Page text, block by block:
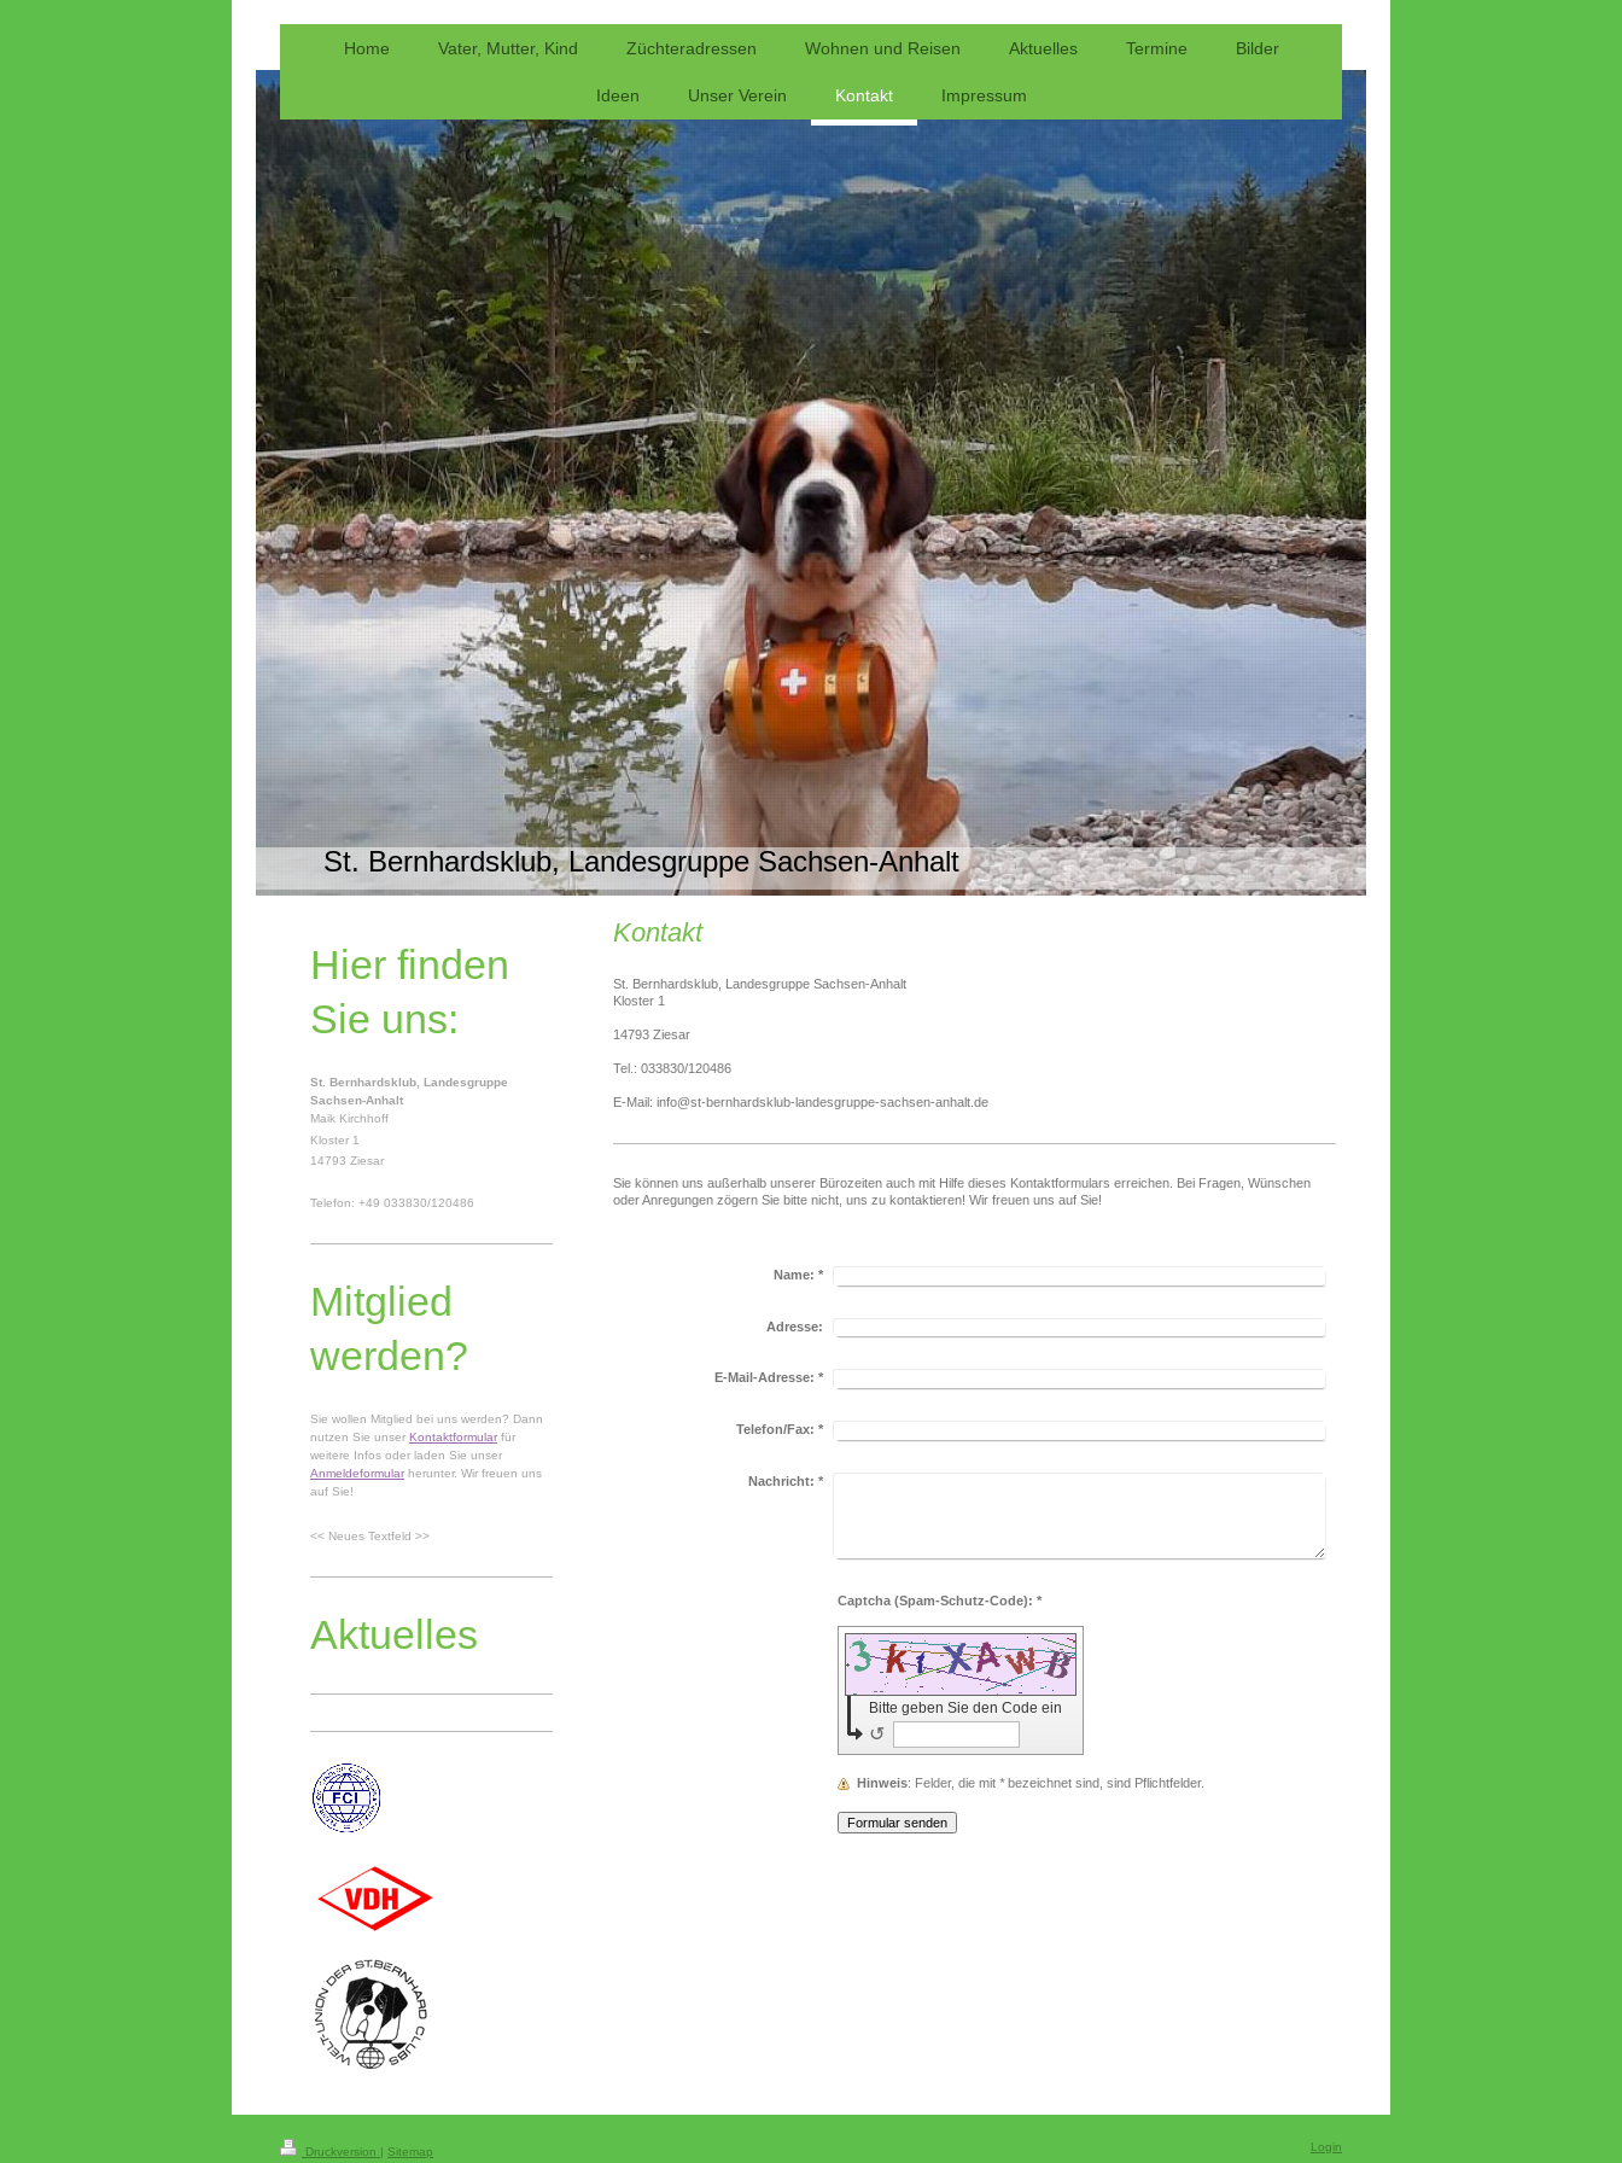
Home Vater, Mutter, Kind Züchteradressen Wohnen und Reisen Aktuelles Termine Bilder
Ideen Unser Verein Kontakt Impressum
St. Bernhardsklub, Landesgruppe Sachsen-Anhalt
Kontakt
St. Bernhardsklub, Landesgruppe Sachsen-Anhalt
Kloster 1
14793 Ziesar
Tel.: 033830/120486
E-Mail: info@st-bernhardsklub-landesgruppe-sachsen-anhalt.de
Sie können uns außerhalb unserer Bürozeiten auch mit Hilfe dieses Kontaktformulars erreichen. Bei Fragen, Wünschen
oder Anregungen zögern Sie bitte nicht, uns zu kontaktieren! Wir freuen uns auf Sie!
Name: *
Adresse:
E-Mail-Adresse: *
Telefon/Fax: *
Nachricht: *
Captcha (Spam-Schutz-Code): *
Bitte geben Sie den Code ein
↺
Hinweis : Felder, die mit *bezeichnet sind, sind Pflichtfelder.
Hier finden
Sie uns:
St. Bernhardsklub, Landesgruppe
Sachsen-Anhalt
Maik Kirchhoff
Kloster 1
14793 Ziesar
Telefon: +49 033830/120486
Mitglied
werden?
Sie wollen Mitglied bei uns werden? Dann
nutzen Sie unser Kontaktformular für
weitere Infos oder laden Sie unser
Anmeldeformular herunter. Wir freuen uns
auf Sie!
<< Neues Textfeld >>
Aktuelles
Druckversion | Sitemap
Login